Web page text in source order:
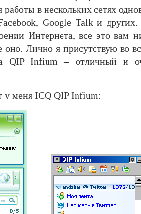
работы в нескольких сетях
Google Talk и
Интернета, все это вам
оно. Лично я присутствую во
QIP Infium – отличный и
у меня ICQ QIP Infium: